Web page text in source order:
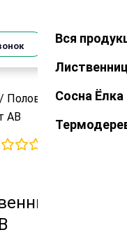
Закрыть
Вся
Сосна Ёлка
/ Половая доска из
АВ